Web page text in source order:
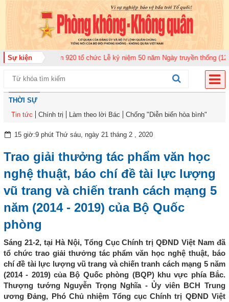
Sự kiện
Không quân 920 tổ chức Lễ kỷ niệm 50 năm Ngày truyền thống (12-11-
THỜI SỰ
Tin tức
Chính trị Làm theo lời Bác Chống "Diễn biến hòa bình"
15 giờ:9 phút Thứ sáu, ngày 21 tháng 2 , 2020
Trao giải thưởng tác phẩm văn học
nghệ thuật, báo chí đề tài lực lượng
vũ trang và chiến tranh cách mạng 5
năm (2014 - 2019) của Bộ Quốc
phòng
Sáng 21-2, tại Hà Nội, Tổng Cục Chính trị QĐND Việt Nam đã
tổ chức trao giải thưởng tác phẩm văn học nghệ thuật, báo
chí đề tài lực lượng vũ trang và chiến tranh cách mạng 5 năm
(2014 - 2019) của Bộ Quốc phòng (BQP) khu vực phía Bắc.
Thượng tướng Nguyễn Trọng Nghĩa - Ủy viên BCH Trung
ương Đảng, Phó Chủ nhiệm Tổng cục Chính trị QĐND Việt